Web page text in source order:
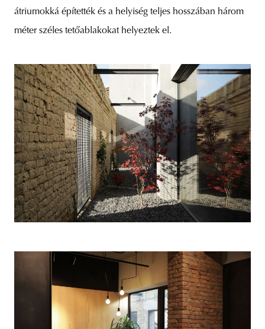
átriumokká építették és a helyiség teljes hosszában három
méter széles tetőablakokat helyeztek el.